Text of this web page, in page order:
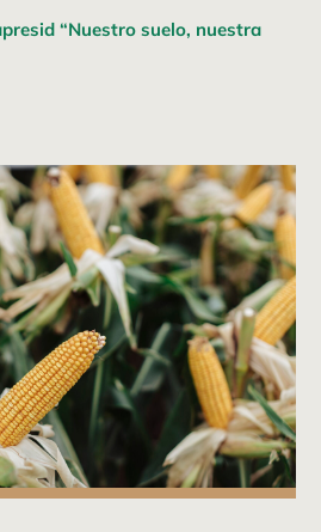
“Nuestro suelo, nuestra